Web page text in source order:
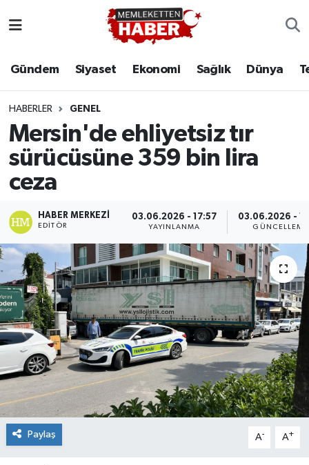
Gündem Siyaset Ekonomi Sağlık Dünya
HABERLER GENEL
Mersin'de ehliyetsiz tır
sürücüsüne 359 bin lira
ceza
HABER MERKEZI
EDITÖR
03.06.2026 - 17:57
YAYINLANMA
03.06.2026 -
GÜNCELLEME
Paylaş A- A+